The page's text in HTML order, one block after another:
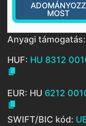
ADOMÁNYOZZ
MOST
Anyagi támogatás:
HUF: HU 8312

EUR: HU 6212

SWIFT/BIC kód: